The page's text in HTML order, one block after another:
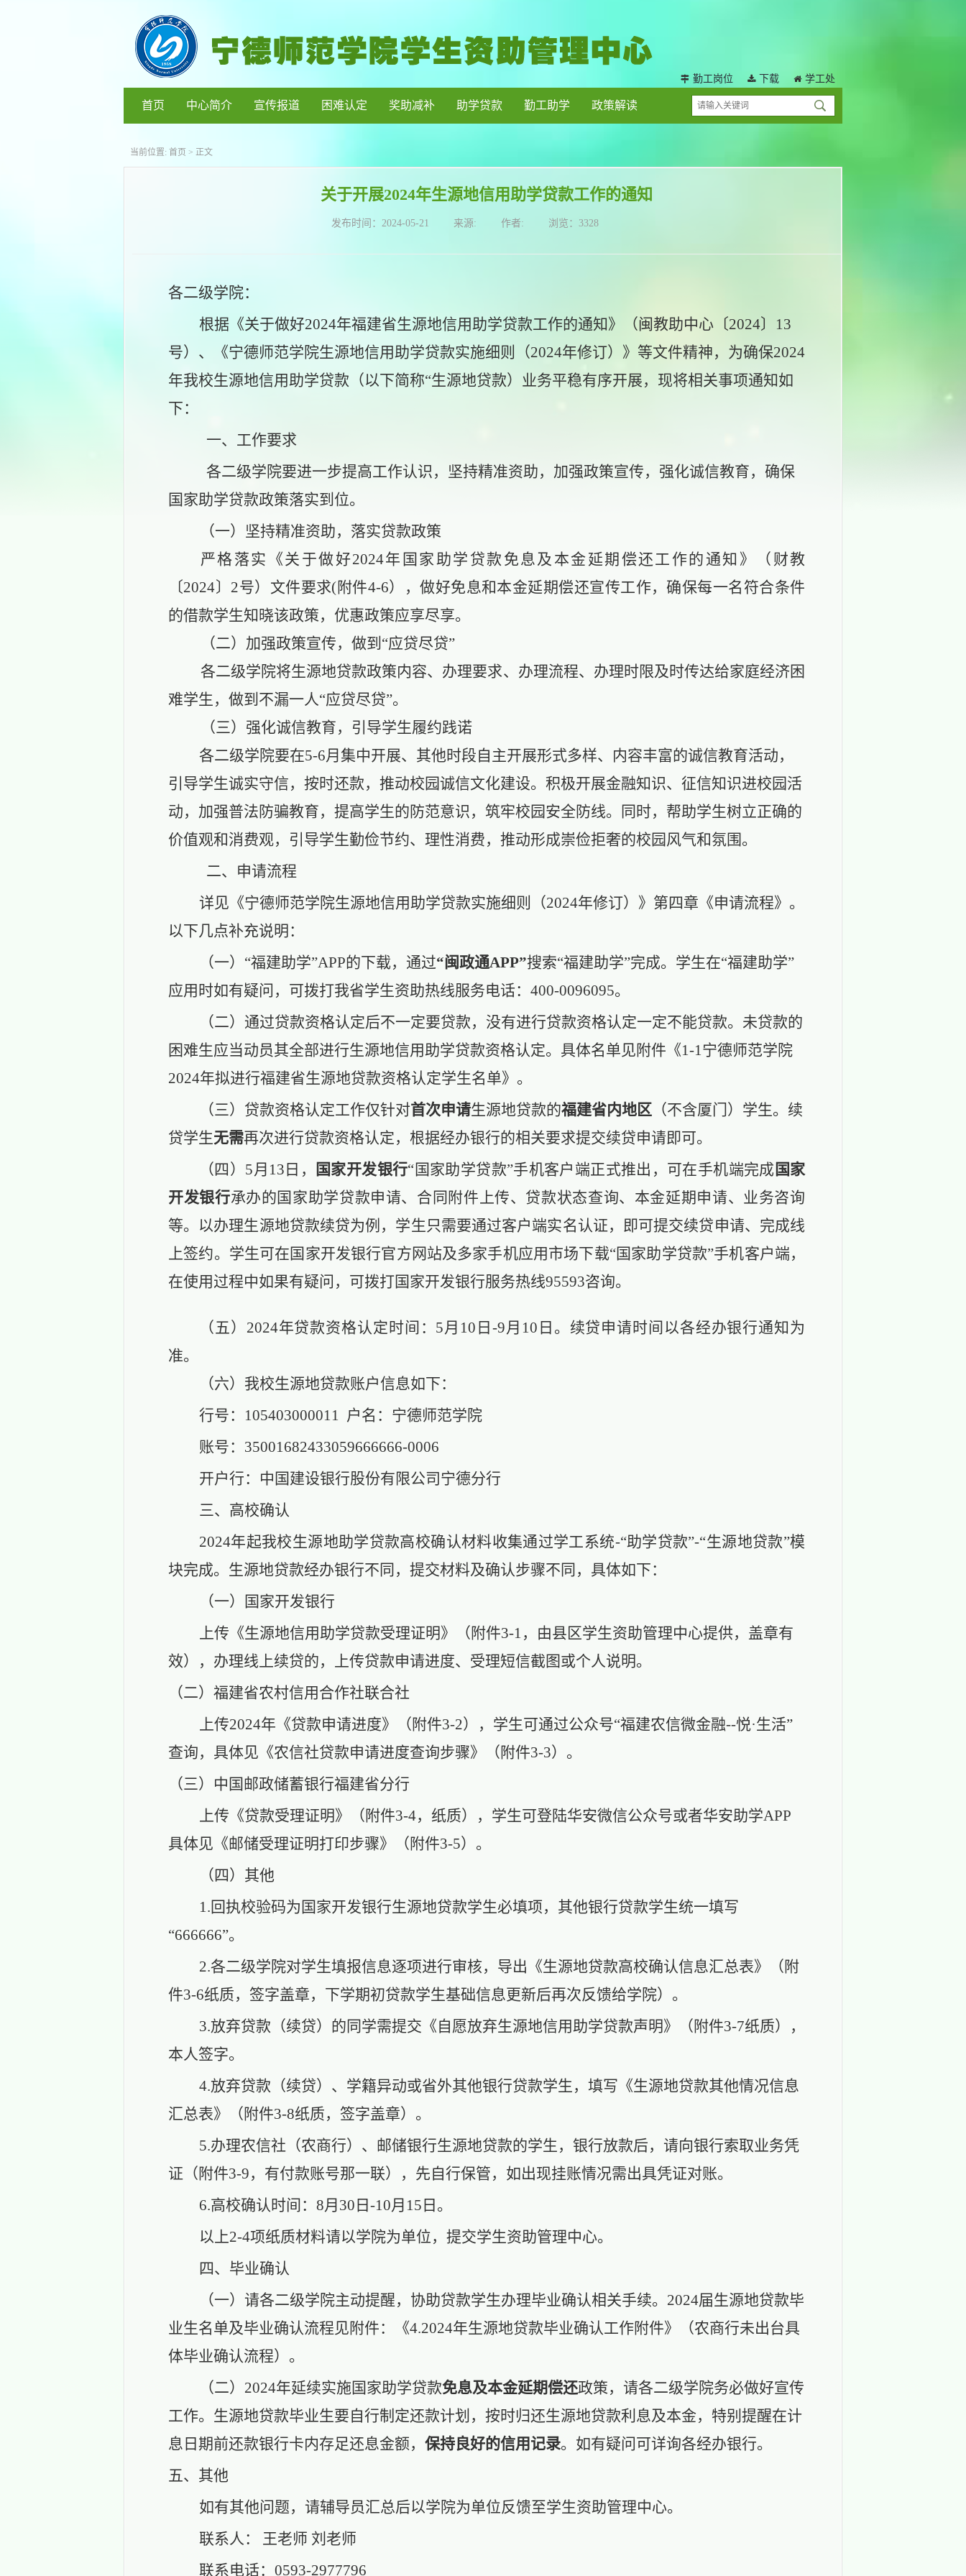
勤工岗位 下载 学工处
首页 中心简介 宣传报道 困难认定 奖助减补 助学贷款 勤工助学 政策解读
当前位置: 首页 > 正文
关于开展2024年生源地信用助学贷款工作的通知
发布时间： 2024-05-21 来源: 作者: 浏览： 3328
各二级学院：
根据《关于做好2024年福建省生源地信用助学贷款工作的通知》（闽教助中心〔2024〕13
号）、《宁德师范学院生源地信用助学贷款实施细则（2024年修订）》等文件精神，为确保2024
年我校生源地信用助学贷款 （以下简称“生源地贷款） 业务平稳有序开展， 现将相关事项通知如
下：
一、 工作要求
各二级学院要进一步提高工作认识，坚持精准资助，加强政策宣传，强化诚信教育， 确保
国家助学贷款政策落实到位。
（一） 坚持精准资助，落实贷款政策
严格落实《关于做好2024年国家助学贷款免息及本金延期偿还工作的通知》（财教
〔2024〕2号）文件要求(附件4-6），做好免息和本金延期偿还宣传工作，确保每一名符合条件
的借款学生知晓该政策，优惠政策应享尽享。
（二） 加强政策宣传，做到 “应贷尽贷”
各二级学院将生源地贷款政策内容、办理要求、办理流程、办理时限及时传达给家庭经济困
难学生，做到不漏一人“应贷尽贷”。
（三）强化诚信教育，引导学生履约践诺
各二级学院要在5-6月集中开展、其他时段自主开展形式多样、内容丰富的诚信教育活动，
引导学生诚实守信，按时还款，推动校园诚信文化建设。积极开展金融知识、征信知识进校园活
动，加强普法防骗教育，提高学生的防范意识，筑牢校园安全防线。同时，帮助学生树立正确的
价值观和消费观，引导学生勤俭节约、理性消费，推动形成崇俭拒奢的校园风气和氛围。
二、申请流程
详见《宁德师范学院生源地信用助学贷款实施细则（2024年修订）》第四章 《申请流程》。
以下几点补充说明：
（一） “福建助学”APP的下载，通过“闽政通APP”搜索“福建助学”完成。 学生在“福建助学”
应用时如有疑问，可拨打我省学生资助热线服务电话： 400-0096095。
（二） 通过贷款资格认定后不一定要贷款，没有进行贷款资格认定一定不能贷款。未贷款的
困难生应当动员其全部进行生源地信用助学贷款资格认定。 具体名单见附件《1-1宁德师范学院
2024年拟进行福建省生源地贷款资格认定学生名单》。
（三） 贷款资格认定工作仅针对首次申请生源地贷款的福建省内地区 （不含厦门） 学生。续
贷学生无需再次进行贷款资格认定， 根据经办银行的相关要求提交续贷申请即可。
（四） 5月13日， 国家开发银行“国家助学贷款”手机客户端正式推出，可在手机端完成 国家
开发银行承办的国家助学贷款申请、合同附件上传、贷款状态查询、本金延期申请、业务咨询
等。以办理生源地贷款续贷为例，学生只需要通过客户端实名认证，即可提交续贷申请、完成线
上签约。学生可在国家开发银行官方网站及多家手机应用市场下载“国家助学贷款”手机客户端，
在使用过程中如果有疑问，可拨打国家开发银行服务热线95593咨询。
（五） 2024年贷款资格认定时间：5月10日-9月10日。续贷申请时间以各经办银行通知为
准。
（六） 我校生源地贷款账户信息如下：
行号： 105403000011 户名：宁德师范学院
账号： 35001682433059666666-0006
开户行：中国建设银行股份有限公司宁德分行
三、 高校确认
2024年起我校生源地助学贷款高校确认材料收集通过学工系统-“助学贷款”-“生源地贷款”模
块完成。 生源地贷款经办银行不同，提交材料及确认步骤不同，具体如下：
（一）国家开发银行
上传《生源地信用助学贷款受理证明》（附件3-1，由县区学生资助管理中心提供，盖章有
效），办理线上续贷的，上传贷款申请进度、受理短信截图或个人说明。
（二） 福建省农村信用合作社联合社
上传2024年《贷款申请进度》（附件3-2），学生可通过公众号“福建农信微金融--悦·生活”
查询，具体见《农信社贷款申请进度查询步骤》（附件3-3）。
（三） 中国邮政储蓄银行福建省分行
上传《贷款受理证明》（附件3-4，纸质），学生可登陆华安微信公众号或者华安助学APP
具体见《邮储受理证明打印步骤》（附件3-5）。
（四） 其他
1.回执校验码为国家开发银行生源地贷款学生必填项，其他银行贷款学生统一填写
“666666”。
2.各二级学院对学生填报信息逐项进行审核，导出《生源地贷款高校确认信息汇总表》（附
件3-6纸质，签字盖章，下学期初贷款学生基础信息更新后再次反馈给学院）。
3.放弃贷款（续贷）的同学需提交《自愿放弃生源地信用助学贷款声明》（附件3-7纸质），
本人签字。
4.放弃贷款（续贷）、学籍异动或省外其他银行贷款学生，填写《生源地贷款其他情况信息
汇总表》（附件3-8纸质，签字盖章）。
5.办理农信社（农商行）、邮储银行生源地贷款的学生，银行放款后，请向银行索取业务凭
证（附件3-9，有付款账号那一联），先自行保管，如出现挂账情况需出具凭证对账。
6.高校确认时间：8月30日-10月15日。
以上2-4项纸质材料请以学院为单位， 提交学生资助管理中心。
四、毕业确认
（一） 请各二级学院主动提醒，协助贷款学生办理毕业确认相关手续。 2024届生源地贷款毕
业生名单及毕业确认流程见附件：《4.2024年生源地贷款毕业确认工作附件》（农商行未出台具
体毕业确认流程）。
（二） 2024年延续实施国家助学贷款免息及本金延期偿还政策，请各二级学院务必做好宣传
工作。 生源地贷款毕业生要自行制定还款计划，按时归还生源地贷款利息及本金，特别提醒在计
息日期前还款银行卡内存足还息金额， 保持良好的信用记录。如有疑问可详询各经办银行。
五、其他
如有其他问题，请辅导员汇总后以学院为单位反馈至学生资助管理中心。
联系人：
王老师 刘老师
联系电话： 0593-2977796